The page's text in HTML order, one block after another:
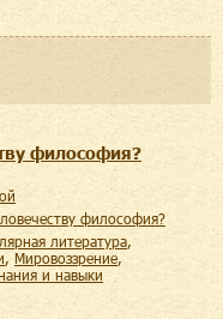
философия?
философия?
литература
мировоззрение
и навыки